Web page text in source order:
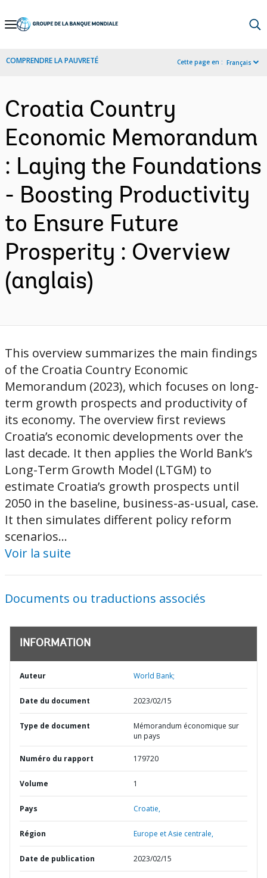
Skip
Navigation
COMPRENDRE LA PAUVRETÉ Cette page en : Français
Croatia Country
Economic Memorandum
: Laying the Foundations
- Boosting Productivity
to Ensure Future
Prosperity : Overview
(anglais)
This overview summarizes the main findings
of the Croatia Country Economic
Memorandum (2023), which focuses on long-
term growth prospects and productivity of
its economy. The overview first reviews
Croatia’s economic developments over the
last decade. It then applies the World Bank’s
Long-Term Growth Model (LTGM) to
estimate Croatia’s growth prospects until
2050 in the baseline, business-as-usual, case.
It then simulates different policy reform
scenarios...
Voir la suite
Documents ou traductions associés
INFORMATION
Auteur World Bank;
Date du document 2023/02/15
Type de document
Mémorandum économique sur
un pays
Numéro du rapport 179720
Volume 1
Pays Croatie,
Région Europe et Asie centrale,
Date de publication 2023/02/15